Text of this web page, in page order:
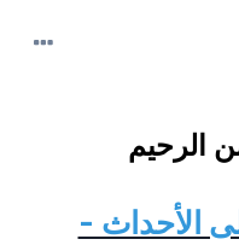
الرحيم
الأحداث -